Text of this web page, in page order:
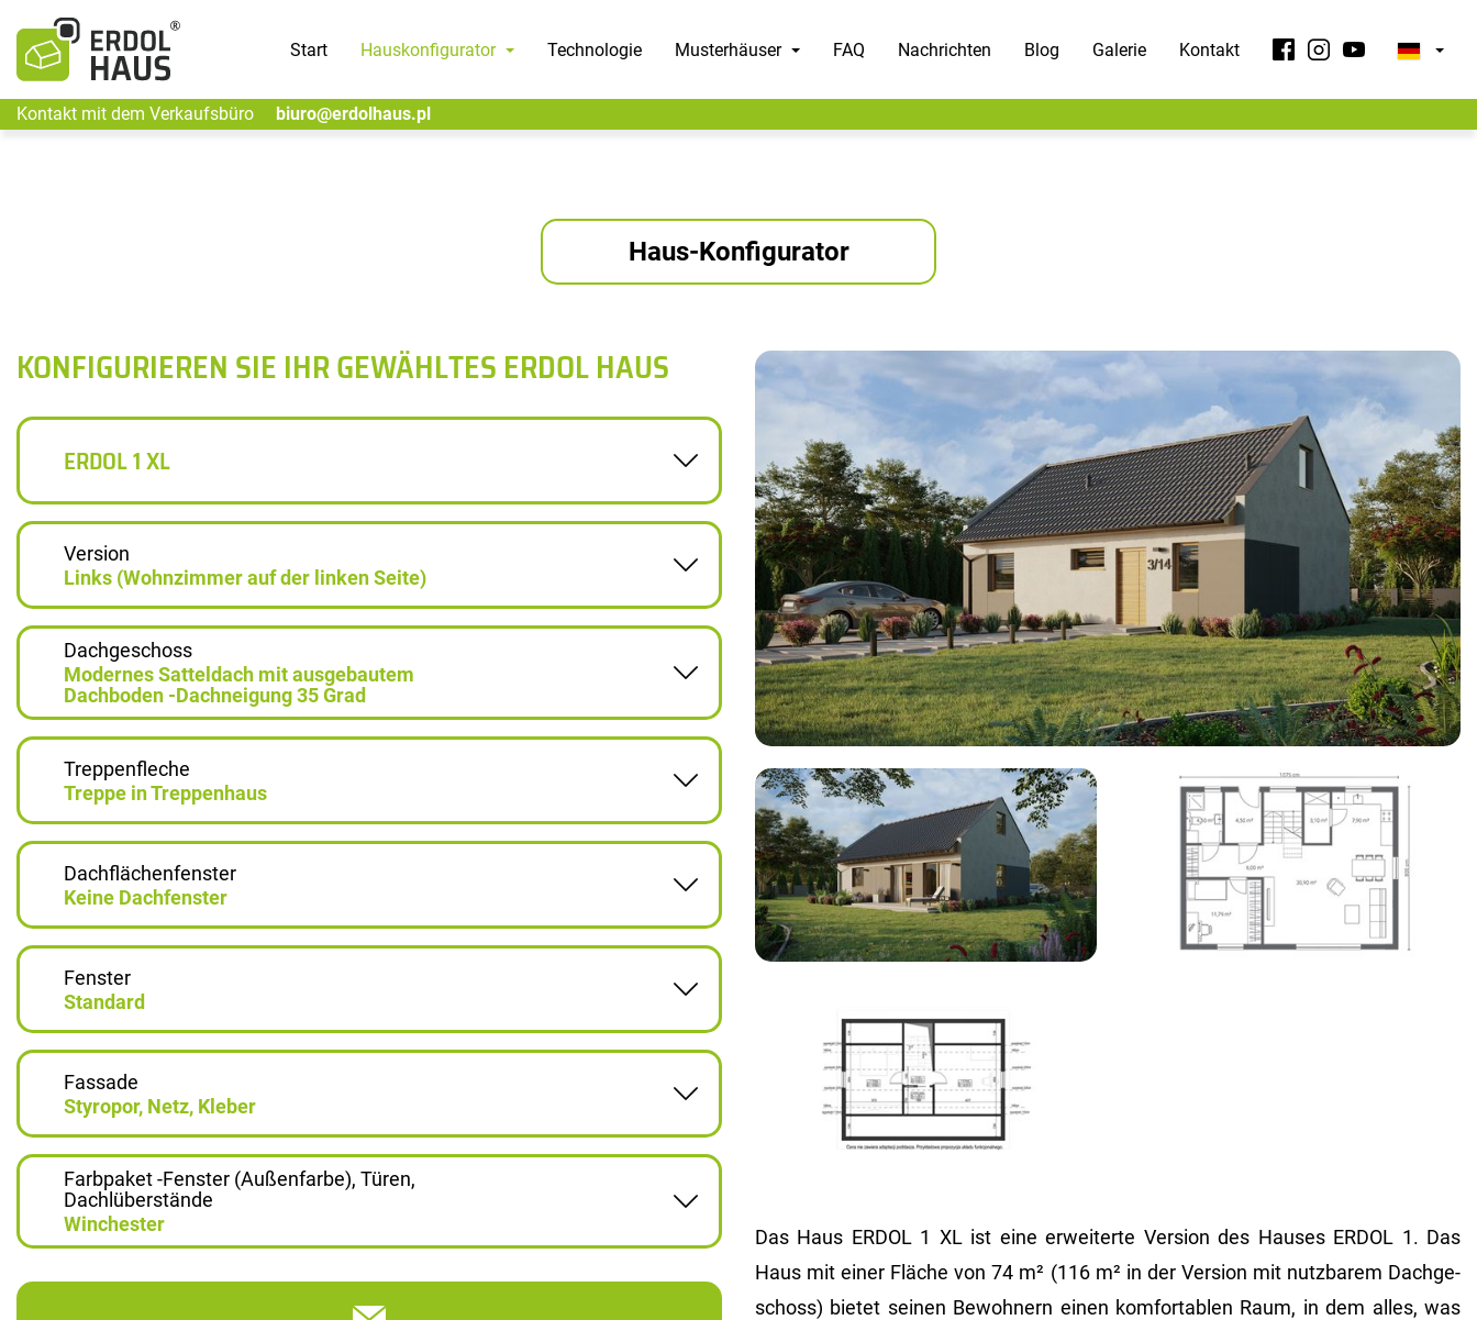
Start Hauskonfigurator Technologie Musterhäuser FAQ Nachrichten Blog Galerie Kontakt
Kontakt mit dem Verkaufsbüro biuro@erdolhaus.pl
Haus-Konfigurator
Das Haus ERDOL 1 XL ist eine er­wei­ter­te Ver­si­on des Hau­ses ERDOL 1. Das
Haus mit einer Flä­che von 74 m² (116 m² in der Ver­si­on mit nutz­ba­rem Dach­ge­
schoss) bie­tet sei­nen Be­woh­nern einen kom­for­ta­blen Raum, in dem alles, was
KONFIGURIEREN SIE IHR GEWÄHLTES ERDOL HAUS
ERDOL 1 XL
Version
Links (Wohnzimmer auf der linken Seite)
Dachgeschoss
Modernes Satteldach mit ausgebautem
Dachboden -Dachneigung 35 Grad
Treppenfleche
Treppe in Treppenhaus
Dachflächenfenster
Keine Dachfenster
Fenster
Standard
Fassade
Styropor, Netz, Kleber
Farbpaket -Fenster (Außenfarbe), Türen,
Dachlüberstände
Winchester